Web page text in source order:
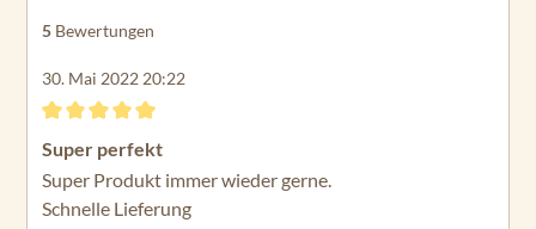
5 Bewertungen
30. Mai 2022 20:22
Bewertung mit 5 von 5 Sternen
Super perfekt
Super Produkt immer wieder gerne.
Schnelle Lieferung